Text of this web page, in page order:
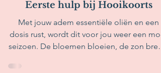
Sarah Cornelis
2 apr 2025
6 minuten om te lezen
Eerste hulp bij Hooikoorts